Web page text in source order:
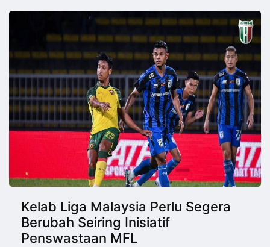
Kelab Liga Malaysia Perlu Segera
Berubah Seiring Inisiatif
Penswastaan MFL